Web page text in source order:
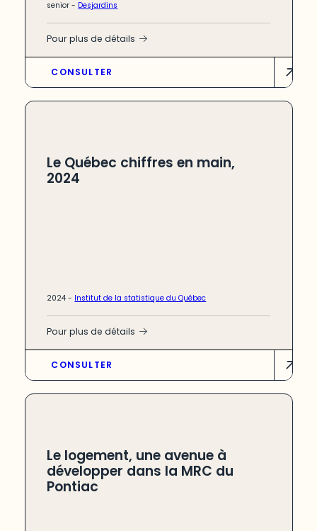
senior - Desjardins
Pour plus de détails
CONSULTER
Le Québec chiffres en main,
2024
2024 - Institut de la statistique du Québec
Pour plus de détails
CONSULTER
Le logement, une avenue à
développer dans la MRC du
Pontiac